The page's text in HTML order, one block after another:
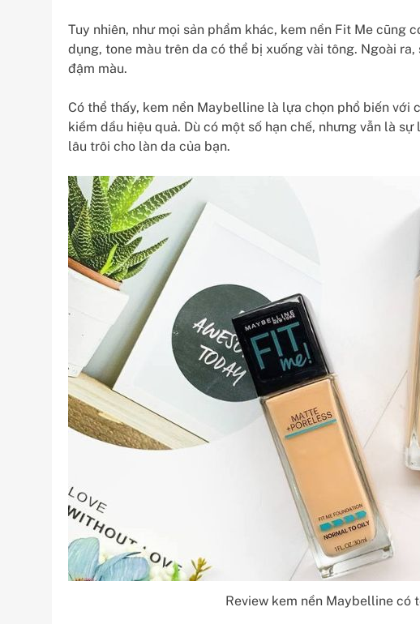
Tuy nhiên, như mọi sản phẩm khác, kem nền Fit Me cũng
dụng, tone màu trên da có thể bị xuống vài tông. Ngoài
đậm màu.
Có thể thấy, kem nền Maybelline là lựa chọn phổ biến với
kiềm dầu hiệu quả. Dù có một số hạn chế, nhưng vẫn là
lâu trôi cho làn da của bạn.
Review kem nền Maybelline có